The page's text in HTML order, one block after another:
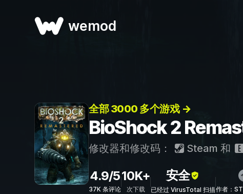
wemod
全部 3000 多个游戏 →
BioShock 2
修改器和修改码： Steam 和
4.9/5
37K 条评论
10K+
次下载
安全
已经过 VirusTotal 扫描作者：